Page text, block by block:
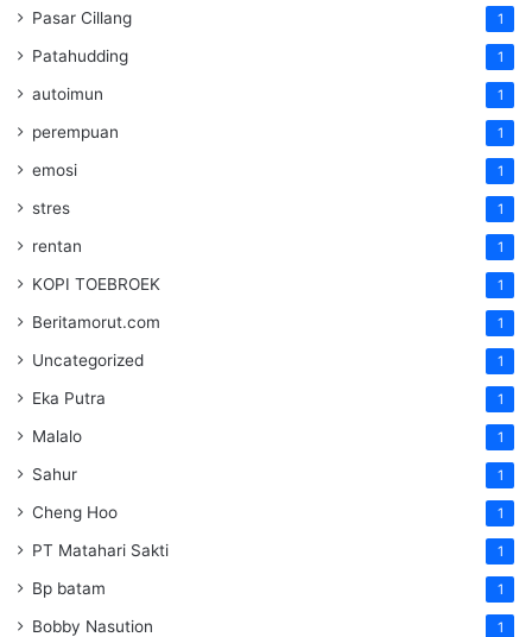
Pasar Cillang 1
Patahudding 1
autoimun 1
perempuan 1
emosi 1
stres 1
rentan 1
KOPI TOEBROEK 1
Beritamorut.com 1
Uncategorized 1
Eka Putra 1
Malalo 1
Sahur 1
Cheng Hoo 1
PT Matahari Sakti 1
Bp batam 1
Bobby Nasution 1